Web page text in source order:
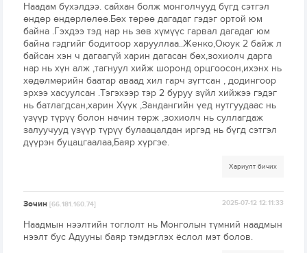
Наадам бүхэлдээ. сайхан болж монголчууд бүгд сэтгэл
өндөр өндөрлөлөө.Бөх төрөө дагадаг гэдэг ортой юм
байна .Гэхдээ тэд нар нь зөв хүмүүс гарвал дагадаг юм
байна гэдгийг бодитоор харууллаа..Женко,Оюук 2 байж л
байсан хэн ч дагаагүй харин дагасан бөх,зохиолч дарга
нар нь хүн алж ,тагнуул хийж шоронд орцгоосон,ихэнх нь
хөдөлмөрийн баатар аваад хил гарч зүгтсан , додингоор
эрхээ хасуулсан .Тэгэхээр тэр 2 буруу зүйл хийжээ гэдэг
нь батлагдсан,харин Хүүк ,Зандангийн үед нутгуудаас нь
үзүүр түрүү болон начин төрж ,зохиолч нь суллагдаж
залуучууд үзүүр түрүү булаацалдан иргэд нь бүгд сэтгэл
дүүрэн буцацгаалаа,Баяр хүргэе.
Хариулт бичих
Зочин[66.181.160.74] 2025-07-12 12:11:33
Наадмын нээлтийн тоглолт нь Монголын түмний наадмын
нээлт бус Адууны баяр тэмдэглэх ёслол мэт болов.